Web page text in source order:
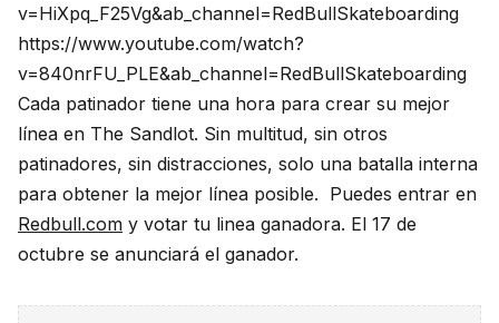
v=HiXpq_F25Vg&ab_channel=RedBullSkateboarding
https://www.youtube.com/watch?
v=840nrFU_PLE&ab_channel=RedBullSkateboarding
Cada patinador tiene una hora para crear su mejor
línea en The Sandlot. Sin multitud, sin otros
patinadores, sin distracciones, solo una batalla interna
para obtener la mejor línea posible. Puedes entrar en
Redbull.com y votar tu linea ganadora. El 17 de
octubre se anunciará el ganador.